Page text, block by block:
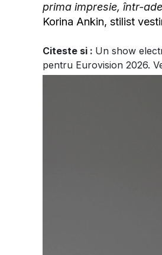
prima impresie, într-
Korina Ankin, stilist
Citeste si : Un show
pentru Eurovision 2026.